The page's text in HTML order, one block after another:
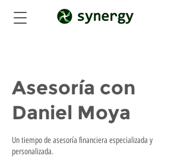
Asesoría con
Daniel Moya
Un tiempo de asesoría financiera especializada y
personalizada.